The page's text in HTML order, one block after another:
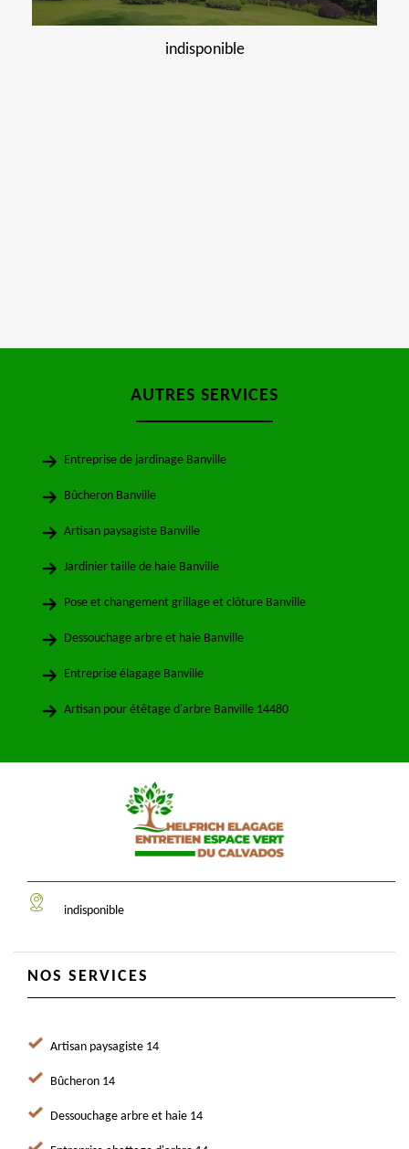
indisponible
AUTRES SERVICES
Entreprise de jardinage Banville
Bûcheron Banville
Artisan paysagiste Banville
Jardinier taille de haie Banville
Pose et changement grillage et clôture Banville
Dessouchage arbre et haie Banville
Entreprise élagage Banville
Artisan pour étêtage d'arbre Banville 14480
indisponible
NOS SERVICES
Artisan paysagiste 14
Bûcheron 14
Dessouchage arbre et haie 14